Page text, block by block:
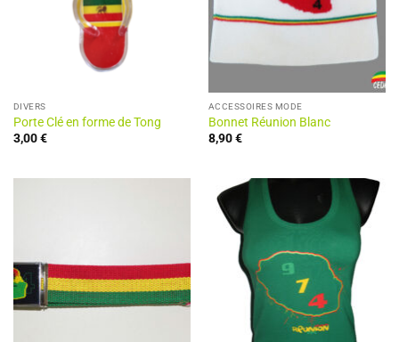
DIVERS
Porte Clé en forme de Tong
3,00€
ACCESSOIRES MODE
Bonnet Réunion Blanc
8,90€